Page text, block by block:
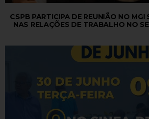
CSPB PARTICIPA DE REUNIÃO NO MGI
NAS RELAÇÕES DE TRABALHO NO